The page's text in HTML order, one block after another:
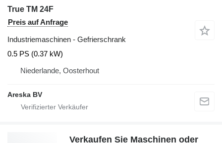
True TM 24F
Preis auf Anfrage
Industriemaschinen - Gefrierschrank
0.5 PS (0.37 kW)
Niederlande, Oosterhout
Areska BV
Verkaufen Sie Maschinen oder